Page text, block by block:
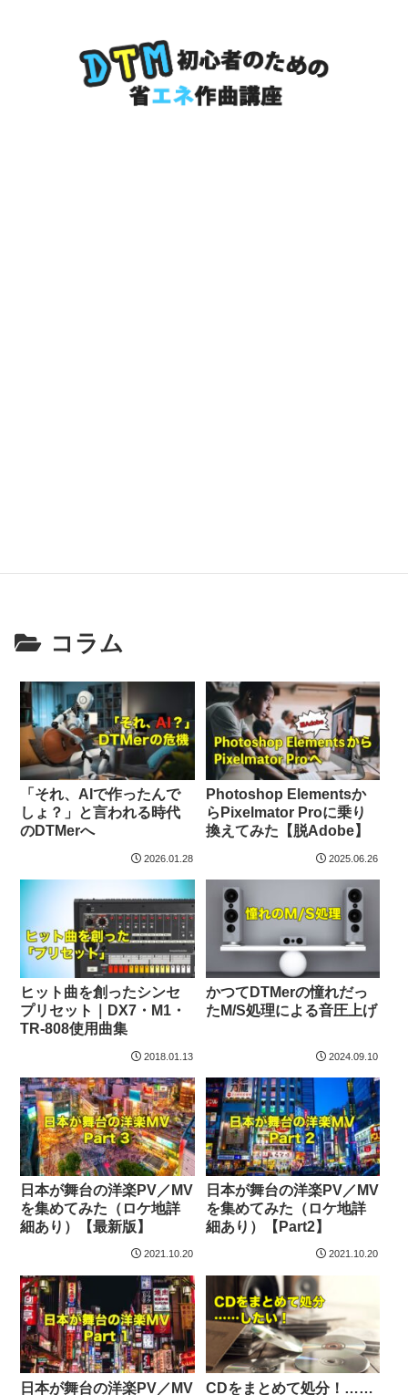
コラム
「それ、AIで作ったんで
しょ？」と言われる時代
のDTMerへ
2026.01.28
Photoshop Elementsか
らPixelmator Proに乗り
換えてみた【脱Adobe】
2025.06.26
ヒット曲を創ったシンセ
プリセット｜DX7・M1・
TR-808使用曲集
2018.01.13
かつてDTMerの憧れだっ
たM/S処理による音圧上げ
2024.09.10
日本が舞台の洋楽PV／MV
を集めてみた（ロケ地詳
細あり）【最新版】
2021.10.20
日本が舞台の洋楽PV／MV
を集めてみた（ロケ地詳
細あり）【Part2】
2021.10.20
日本が舞台の洋楽PV／MV
CDをまとめて処分！……